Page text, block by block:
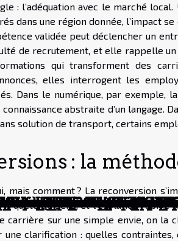
: l’adéquation avec le marché
dans une région donnée, l’impact
validée peut déclencher un
de recrutement, et elle rappelle
qui transforment des
elles interrogent les
Dans le numérique, par exemple,
abstraite d’un langage.
solution de transport, certains
: la
mais comment ? La reconversion
la quête de sens, et l’évolution
carrière sur une simple envie, on la
une clarification : quelles
redessine notre
ou la sécurité pour
: le vrai point de
ou déménager :
acquérir une œuvre
un petit box de
LLC pour gérer vos
: pour
vos
spécialiste juridique
les revenus dans
une réputation
grâce à
sur l'économie
du marché immobilier
partenaire pour la
à des
la productivité en
serrurier à Pornic ?
de voiture entre
entre le soutien
actuelle
comme outils de
de base pour analyser
est-il nécessaire pour
ce que c’est et à quoi ça
la forte croissance du